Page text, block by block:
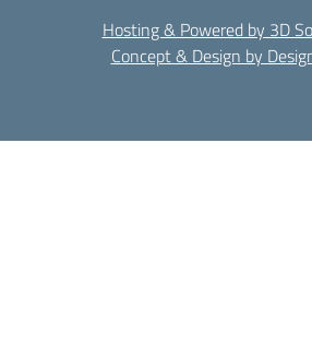
Hosting & Powered by 3D
Concept & Design by